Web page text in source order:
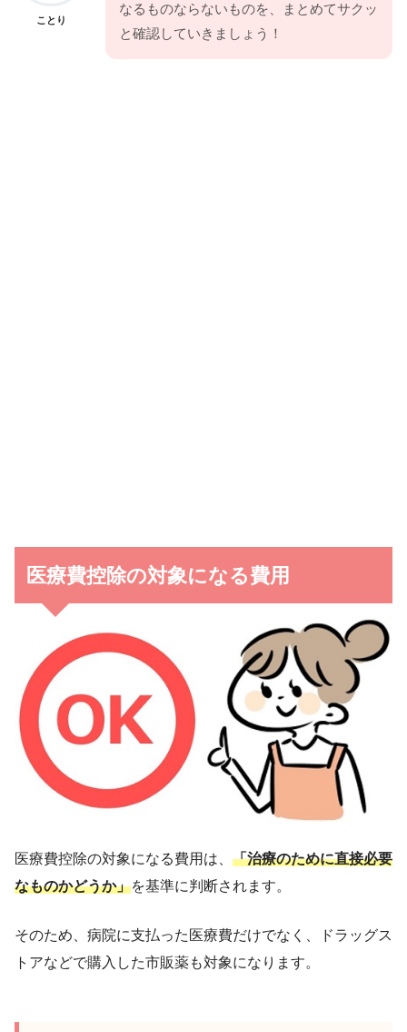
ことり
なるものならないものを、まとめてサクッ
と確認していきましょう！
医療費控除の対象になる費用
医療費控除の対象になる費用は、 「治療のために直接必要
なものかどうか」を基準に判断されます。
そのため、病院に支払った医療費だけでなく、ドラッグス
トアなどで購入した市販薬も対象になります。